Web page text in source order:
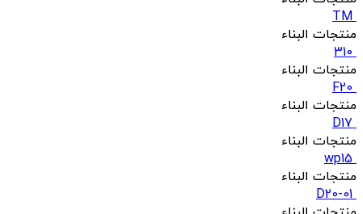
TM
منتجات البناء
310
منتجات البناء
F20
منتجات البناء
D17
منتجات البناء
wp15
منتجات البناء
D20-01